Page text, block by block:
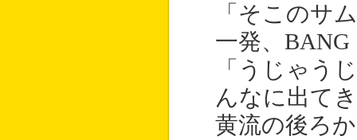
「そこの
一発、BANG
「うじゃう
んなに出て
黄流の後ろ